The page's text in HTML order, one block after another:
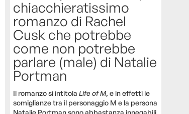
chiacchieratissimo
romanzo di Rachel
Cusk che potrebbe
come non potrebbe
parlare (male) di Natalie
Portman
Il romanzo si intitolaLife of M, e in effetti le
somiglianze tra il personaggio M e la persona
Natalie Portman sono abbastanza innegabili.